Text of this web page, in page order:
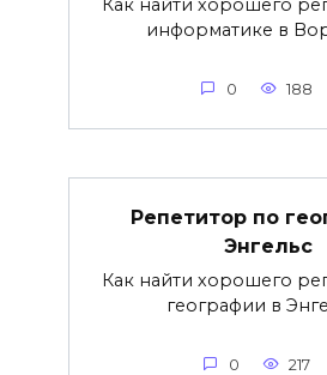
Как найти хорошего
информатике в
0 188
Репетитор по
Энгельс
Как найти хорошего
географии в
0 217